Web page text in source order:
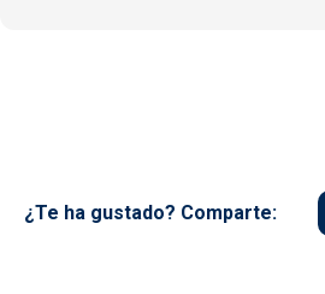
¿Te ha gustado? Comparte: